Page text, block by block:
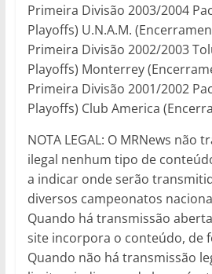
Primeira Divisão 2003/2004
Playoffs) U.N.A.M.
Primeira Divisão 2002/2003
Playoffs) Monterrey
Primeira Divisão 2001/2002
Playoffs) Club America
NOTA LEGAL: O MRNews não
ilegal nenhum tipo de
a indicar onde serão
diversos campeonatos
Quando há transmissão
site incorpora o conteúdo, de
Quando não há transmissão